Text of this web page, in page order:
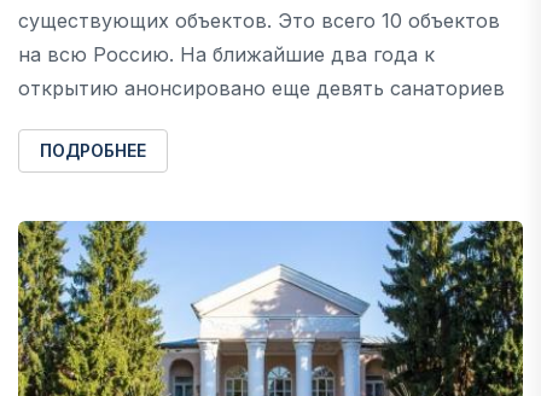
существующих объектов. Это всего 10 объектов
на всю Россию. На ближайшие два года к
открытию анонсировано еще девять санаториев
ПОДРОБНЕЕ